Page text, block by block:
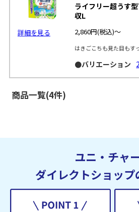
詳細を見る
ライフリー超うす
収L
2,860円(税込)～
はきごこちも見た目もす
●バリエーション
商品一覧(4件)
ユニ・チャ
ダイレクトショップ